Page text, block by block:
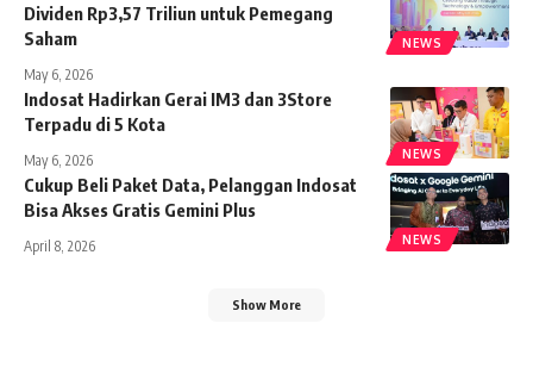
NEWS
Dividen Rp3,57 Triliun untuk Pemegang
Saham
May 6, 2026
NEWS
Indosat Hadirkan Gerai IM3 dan 3Store
Terpadu di 5 Kota
May 6, 2026
NEWS
Cukup Beli Paket Data, Pelanggan Indosat
Bisa Akses Gratis Gemini Plus
April 8, 2026
Show More